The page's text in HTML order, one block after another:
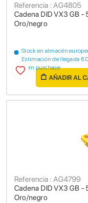
Cadena DID VX3 GB
Oro/negro
Referencia : AG4805
Stock en almacén
Estimación de llegada 6
from purchase
AÑADIR AL
Cadena DID VX3 GB
Oro/negro
Referencia : AG4799